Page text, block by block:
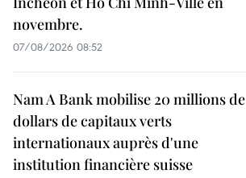
novembre.
07/08/2026 08:52
Nam A Bank mobilise 20 millions de
dollars de capitaux verts
internationaux auprès d'une
institution financière suisse